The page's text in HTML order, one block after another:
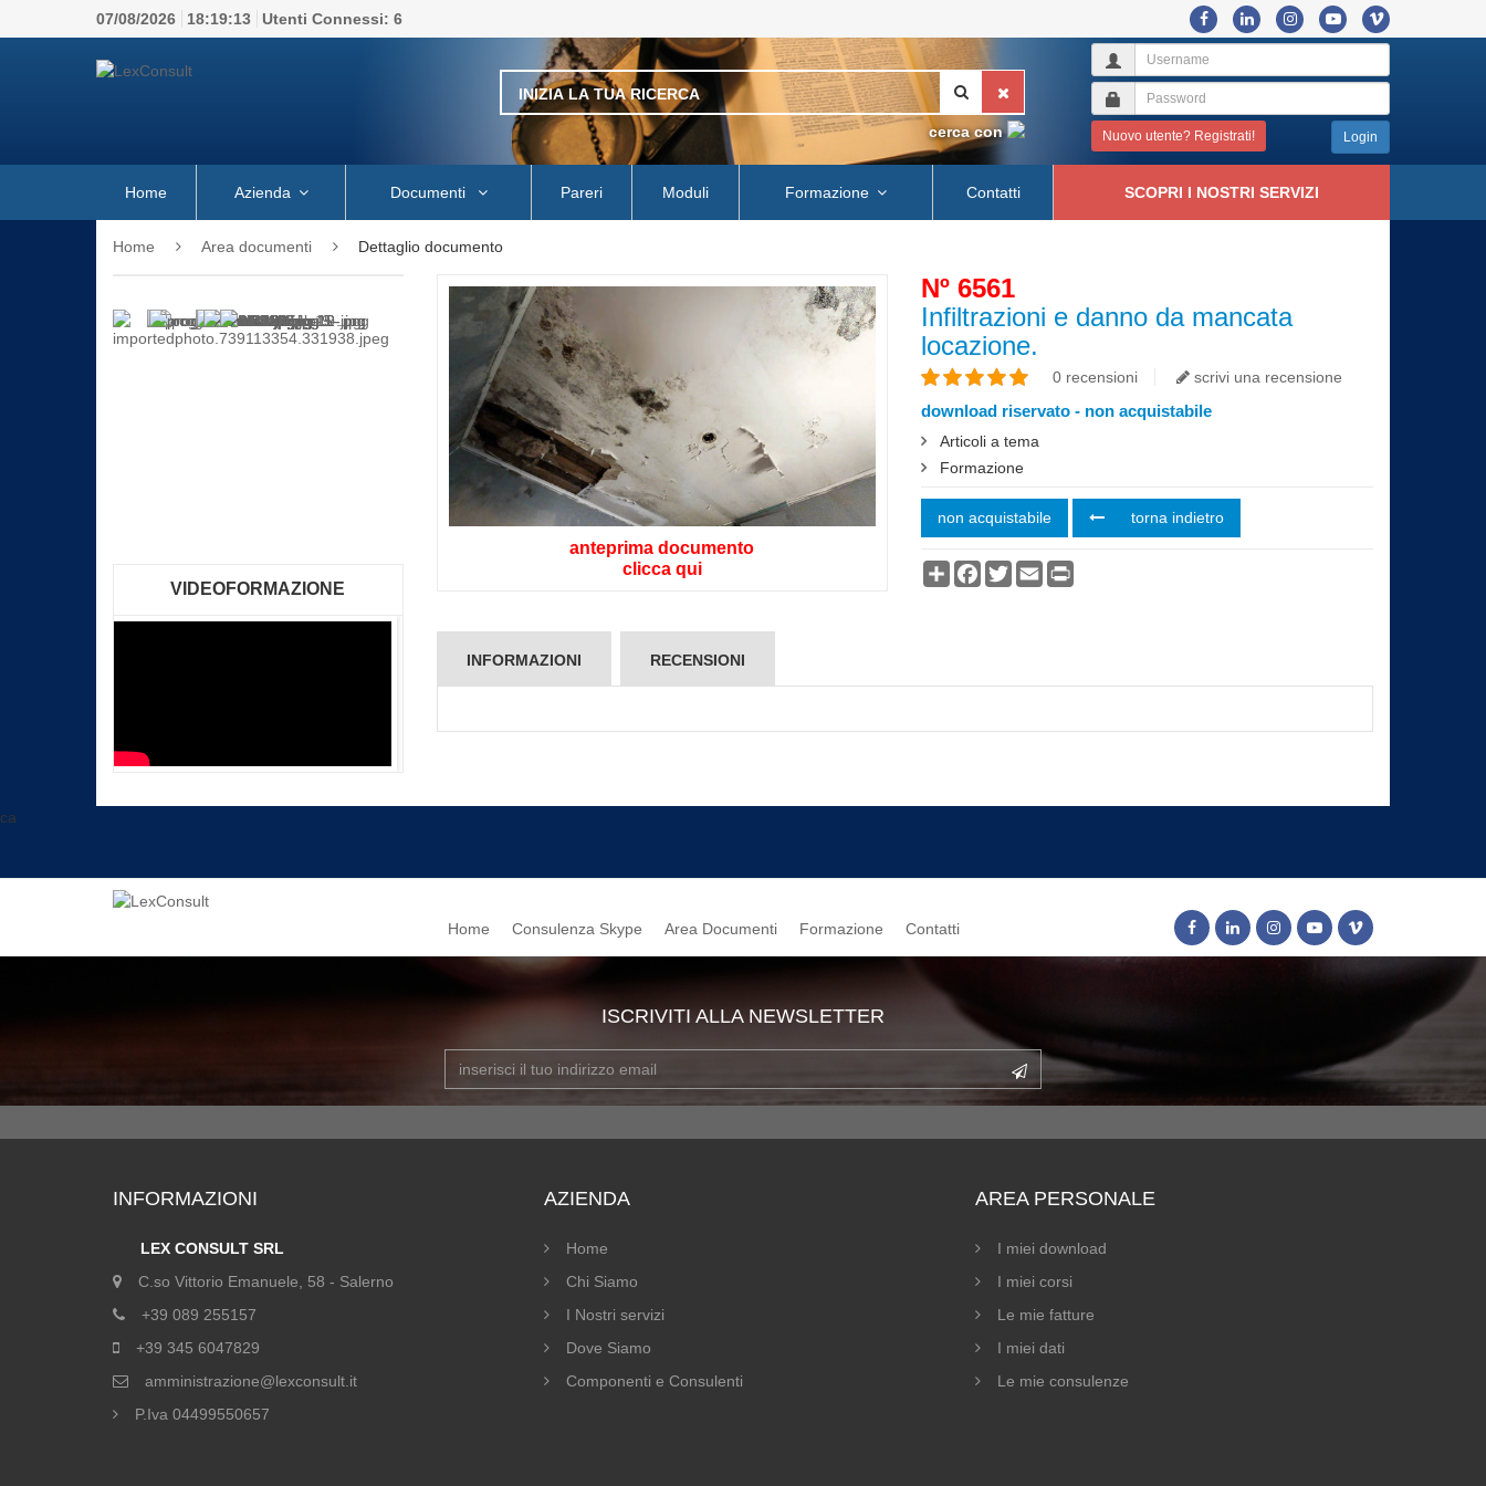
07/08/2026 18:19:14 Utenti Connessi: 6
cerca con Nuovo utente? Registrati! Login
Home Azienda Documenti Pareri Moduli Formazione Contatti SCOPRI I NOSTRI SERVIZI
Home Area documenti Dettaglio documento
VIDEOFORMAZIONE
anteprima documento
clicca qui
Nº 6561
Infiltrazioni e danno da mancata
locazione.
0 recensioni scrivi una recensione
download riservato - non acquistabile
Articoli a tema
Formazione
non acquistabile torna indietro
CondividiFacebook
TwitterEmail
INFORMAZIONI RECENSIONI
ca
Home Consulenza Skype Area Documenti Formazione Contatti
ISCRIVITI ALLA NEWSLETTER
INFORMAZIONI
LEX CONSULT SRL
C.so Vittorio Emanuele, 58 - Salerno
+39 089 255157
+39 345 6047829
amministrazione@lexconsult.it
P.Iva 04499550657
AZIENDA
Home
Chi Siamo
I Nostri servizi
Dove Siamo
Componenti e Consulenti
AREA PERSONALE
I miei download
I miei corsi
Le mie fatture
I miei dati
Le mie consulenze